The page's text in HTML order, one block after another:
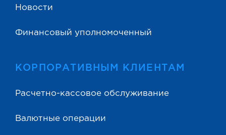
Новости
Финансовый уполномоченный
КОРПОРАТИВНЫМ КЛИЕНТАМ
Расчетно-кассовое обслуживание
Валютные операции